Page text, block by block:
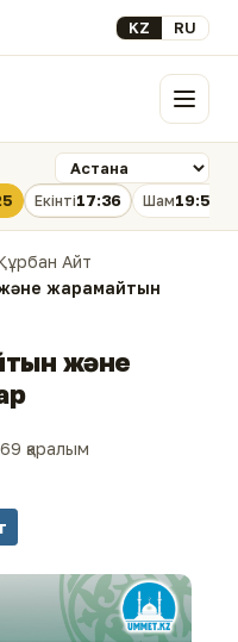
Select your
KZ RU
Мәзір
Екінті17:36 Шам19:56
Айт
жарамайтын
және
қаралым